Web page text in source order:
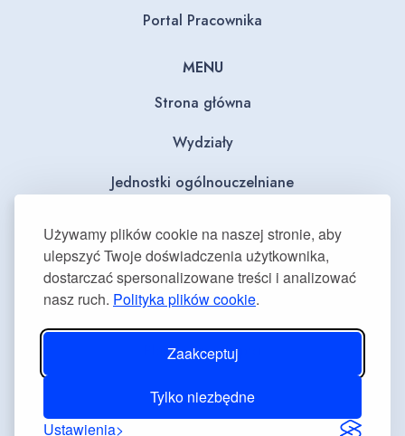
Używamy plików cookie na naszej stronie, aby
ulepszyć Twoje doświadczenia użytkownika,
dostarczać spersonalizowane treści i analizować
nasz ruch. Polityka plików cookie.
Zaakceptuj
Tylko niezbędne
Ustawienia
Portal Pracownika
MENU
Strona główna
Wydziały
Jednostki ogólnouczelniane
Dla mediów
Deklaracja dostępności
Plan równości płci